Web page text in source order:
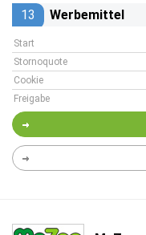
13 Werbemittel
Start
Stornoquote
Cookie
Freigabe